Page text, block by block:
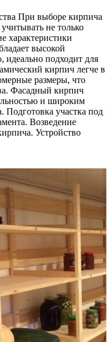
При выборе кирпича
не только
характеристики
высокой
идеально подходит для
кирпич легче в
размеры, что
Фасадный кирпич
и широким
Подготовка участка под
Возведение
Устройство